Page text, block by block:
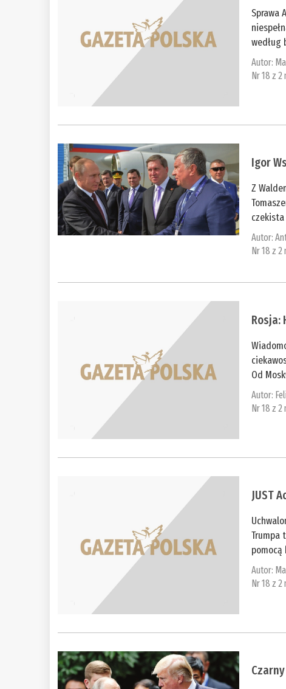
Sprawa
według
Autor:
Nr 18 z 2
Igor
Z
Autor:
Nr 18 z 2
Rosja:
Od
Autor:
Nr 18 z 2
JUST
Trumpa
pomocą
Autor:
Nr 18 z 2